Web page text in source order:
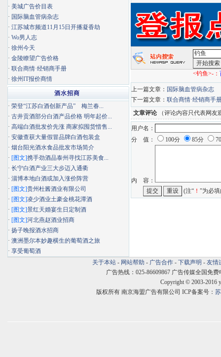
<钓鱼>-：
上一篇文章： 国际脑血管病杂志
下一篇文章： 联合商情·经销商手
文章评论 （评论内容只代表网友
用户名：
分 值：
100分 85分
内 容：
(注“ ！ ”为必
· 美城广告价目表
· 国际脑血管病杂志
· 江苏城市频道11月15日开播凝香劫
· Wo男人志
· 徐州今天
· 金陵瞭望广告价格
· 联合商情·经销商手册
· 徐州IT报价商情
酒水招商
· 荣登“江苏白酒创新产品” 梅兰春...
· 古井贡酒部分白酒产品价格 明年起价...
· 高端白酒批发价先涨 商家拟囤货惜售...
· 安徽查获大量假冒品牌白酒包装盒
· 烟台阳光酒水食品批发市场简介
· [图文]携手劲酒品泰州寻找江苏美食...
· 长宁白酒产业三大步迈入通衢
· 淄博本地白酒或加入涨价阵营
· [图文]贵州杜酱酒业有限公司
· [图文]凌少酒业土豪金桃花潭酒
· [图文]景红天婚宴生日定制酒
· [图文]河北燕赵酒业招商
· 扬子晚报酒水招商
· 澳洲墨尔本妙趣横生的葡萄酒之旅
· 享受葡萄酒
关于本站 - 网站帮助 - 广告合作 - 下载声明 - 友情
广告热线：025-86609867 广告传媒全国免费
Copyright © 2003-2016
版权所有 南京海盟广告有限公司 ICP备案号：